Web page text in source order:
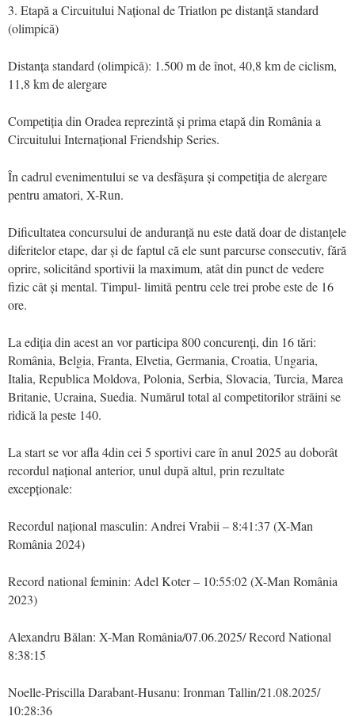
3. Etapă a Circuitului Național de Triatlon pe distanță standard
(olimpică)
Distanța standard (olimpică): 1.500 m de înot, 40,8 km de ciclism,
11,8 km de alergare
Competiția din Oradea reprezintă și prima etapă din România a
Circuitului Internațional Friendship Series.
În cadrul evenimentului se va desfășura și competiția de alergare
pentru amatori, X-Run.
Dificultatea concursului de anduranță nu este dată doar de distanțele
diferitelor etape, dar și de faptul că ele sunt parcurse consecutiv, fără
oprire, solicitând sportivii la maximum, atât din punct de vedere
fizic cât și mental. Timpul- limită pentru cele trei probe este de 16
ore.
La ediția din acest an vor participa 800 concurenți, din 16 tări:
România, Belgia, Franta, Elvetia, Germania, Croatia, Ungaria,
Italia, Republica Moldova, Polonia, Serbia, Slovacia, Turcia, Marea
Britanie, Ucraina, Suedia. Numărul total al competitorilor străini se
ridică la peste 140.
La start se vor afla 4din cei 5 sportivi care în anul 2025 au doborât
recordul național anterior, unul după altul, prin rezultate
excepționale:
Recordul național masculin: Andrei Vrabii – 8:41:37 (X-Man
România 2024)
Record national feminin: Adel Koter – 10:55:02 (X-Man România
2023)
Alexandru Bălan: X-Man România/07.06.2025/ Record National
8:38:15
Noelle-Priscilla Darabant-Husanu: Ironman Tallin/21.08.2025/
10:28:36